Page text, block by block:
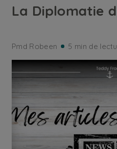
La Diplomatie
Pmd Robeen 5 min de